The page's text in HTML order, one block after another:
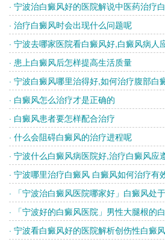
· 宁波治白癜风好的医院解说中医药治疗
· 治疗白癜风时会出现什么问题呢
· 宁波去哪家医院看白癜风好,白癜风病人
· 患上白癜风后怎样提高生活质量
· 宁波白癜风哪里治得好,如何治疗腹部白
· 白癜风怎么治疗才是正确的
· 白癜风患者要怎样配合治疗
· 什么会阻碍白癜风的治疗进程呢
· 宁波什么白癜风病医院好,治疗白癜风应
· 宁波哪里治疗白癜风 白癜风如何治疗有
· 「宁波治白癜风医院哪家好」白癜风处
· 「宁波好的白癜风医院」男性大腿根的
· 宁波看白癜风好的医院解析创伤性白癜